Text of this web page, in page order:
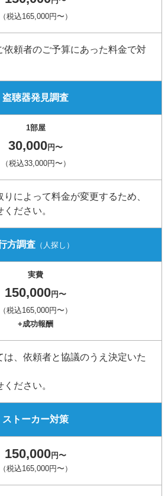
（税込165,000円〜）
頼者のご予算にあった料金で対
盗聴器発見調査
1部屋
30,000円〜
（税込33,000円〜）
によって料金が変更するため、
ださい。
方調査（人探し）
実費
150,000円〜
（税込165,000円〜）
+成功報酬
、依頼者と協議のうえ決定いた
ださい。
ストーカー対策
150,000円〜
（税込165,000円〜）